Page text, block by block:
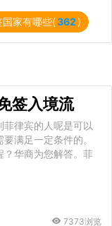
国家有哪些(362)
签入境流
律宾的人呢是可以
满足一定条件的。
？华商为您解答。菲
7373浏览